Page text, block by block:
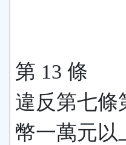
第 13 條
違反第七條
幣一萬元以